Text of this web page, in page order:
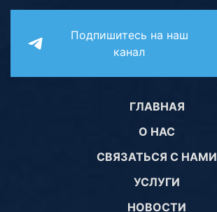
Подпишитесь на наш
канал
ГЛАВНАЯ
О НАС
СВЯЗАТЬСЯ С НАМИ
УСЛУГИ
НОВОСТИ